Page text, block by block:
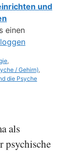
und
einen
/ Gehirn)
die Psyche
als
psychische